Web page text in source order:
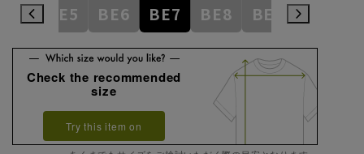
BE5 BE6 BE7 BE8 BE9 BE10
Check the recommended
size
Try this item on